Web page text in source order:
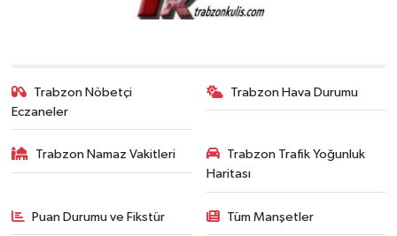
Trabzon Nöbetçi
Eczaneler
Trabzon Hava Durumu
Trabzon Namaz Vakitleri
Trabzon Trafik Yoğunluk
Haritası
Puan Durumu ve Fikstür Tüm Manşetler